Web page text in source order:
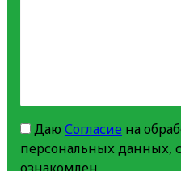
Даю Согласиена
персональных данных,